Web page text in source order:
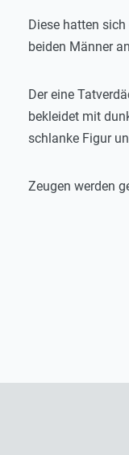
Diese hatten
beiden Männer
Der eine
bekleidet mit
schlanke Figur
Zeugen werden